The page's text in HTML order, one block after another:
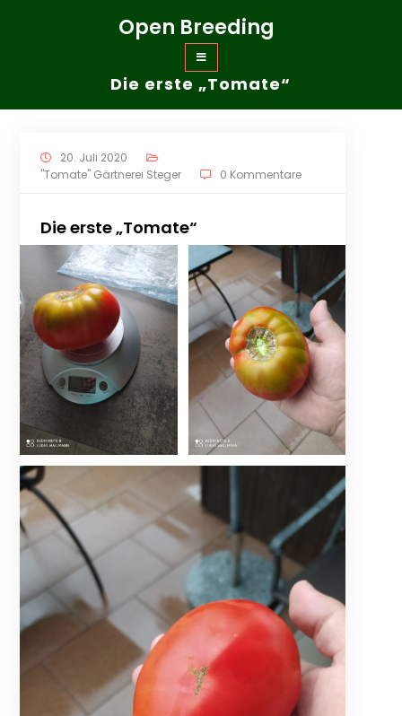
Open Breeding
Die erste „Tomate“
20. Juli 2020
"Tomate" Gärtnerei Steger
0 Kommentare
Die erste „Tomate“